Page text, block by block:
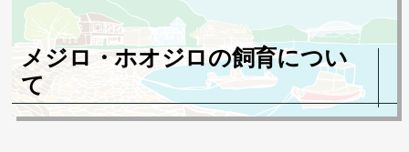
メジロ・ホオジロの飼育につい
て